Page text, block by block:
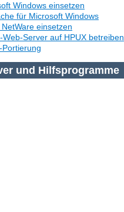
Windows einsetzen
für Microsoft Windows
einsetzen
Server auf HPUX betreiben
Portierung
und Hilfsprogramme